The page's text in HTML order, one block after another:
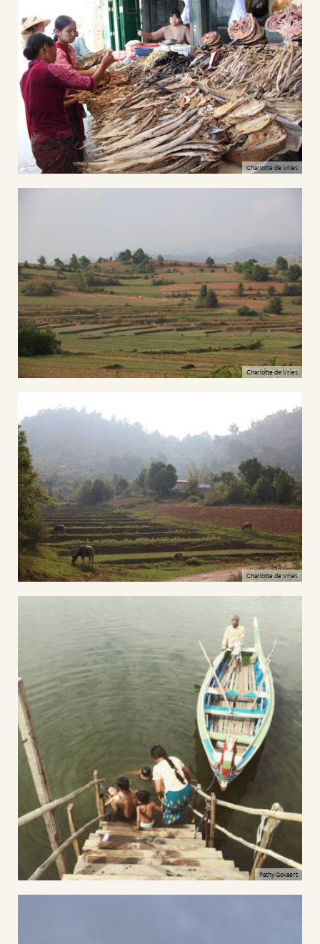
Charlotte de Vries
Charlotte de Vries
Charlotte de Vries
Pathy Govaert